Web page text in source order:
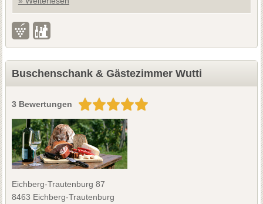
Buschenschank & Gästezimmer Wutti
3 Bewertungen
Eichberg-Trautenburg 87
8463 Eichberg-Trautenburg